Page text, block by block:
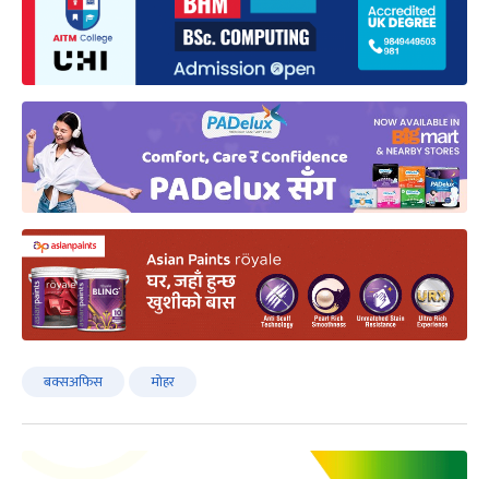
बक्सअफिस मोहर